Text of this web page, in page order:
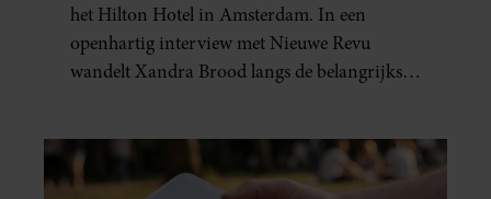
het Hilton Hotel in Amsterdam. In een
openhartig interview met Nieuwe Revu
wandelt Xandra Brood langs de belangrijkste
Leidsedwarsstraat roept een stortvloed aan
herinneringen op. Daar begon hun leven